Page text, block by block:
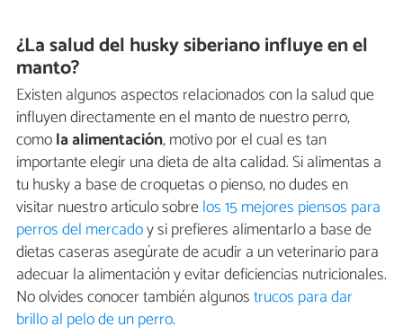
¿La salud del husky siberiano influye en el
manto?
Existen algunos aspectos relacionados con la salud que
influyen directamente en el manto de nuestro perro,
comola alimentación, motivo por el cual es tan
importante elegir una dieta de alta calidad. Si alimentas a
tu husky a base de croquetas o pienso, no dudes en
visitar nuestro artículo sobrelos 15 mejores piensos para
perros del mercadoy si prefieres alimentarlo a base de
dietas caseras asegúrate de acudir a un veterinario para
adecuar la alimentación y evitar deficiencias nutricionales.
No olvides conocer también algunostrucos para dar
brillo al pelo de un perro.